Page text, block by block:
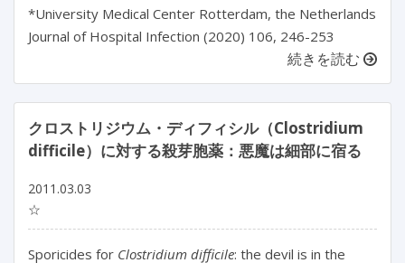
*University Medical Center Rotterdam, the Netherlands
Journal of Hospital Infection (2020) 106, 246-253
続きを読む
クロストリジウム・ディフィシル（Clostridium
difficile）に対する殺芽胞薬：悪魔は細部に宿る
2011.03.03
☆
Sporicides for Clostridium difficile: the devil is in the